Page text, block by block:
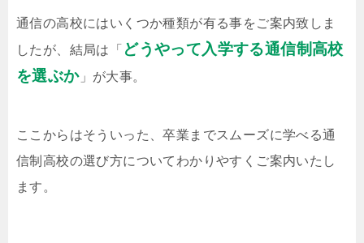
通信の高校にはいくつか種類が有る事をご案内致しま
したが、結局は「 どうやって入学する通信制高校
を選ぶか」が大事。
ここからはそういった、卒業までスムーズに学べる通
信制高校の選び方についてわかりやすくご案内いたし
ます。